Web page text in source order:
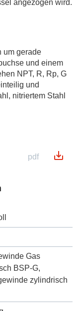
angezogen wird.
um gerade
und einem
NPT, R, Rp, G
und
nitriertem Stahl
pdf
Gas
BSP-G,
zylindrisch